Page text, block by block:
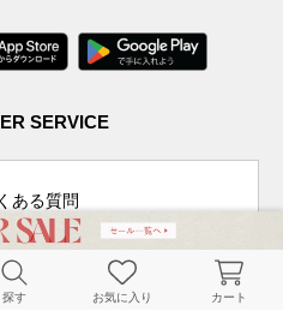
SERVICE
ある質問
探す お気に入り カート